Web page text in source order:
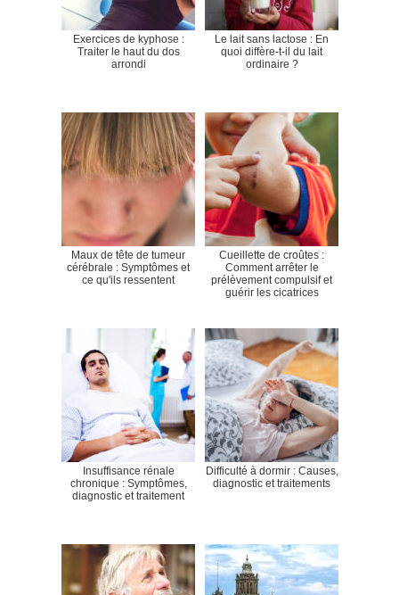
Exercices de kyphose :
Traiter le haut du dos
arrondi
Le lait sans lactose : En
quoi diffère-t-il du lait
ordinaire ?
Maux de tête de tumeur
cérébrale : Symptômes et
ce qu'ils ressentent
Cueillette de croûtes :
Comment arrêter le
prélèvement compulsif et
guérir les cicatrices
Insuffisance rénale
chronique : Symptômes,
diagnostic et traitement
Difficulté à dormir : Causes,
diagnostic et traitements